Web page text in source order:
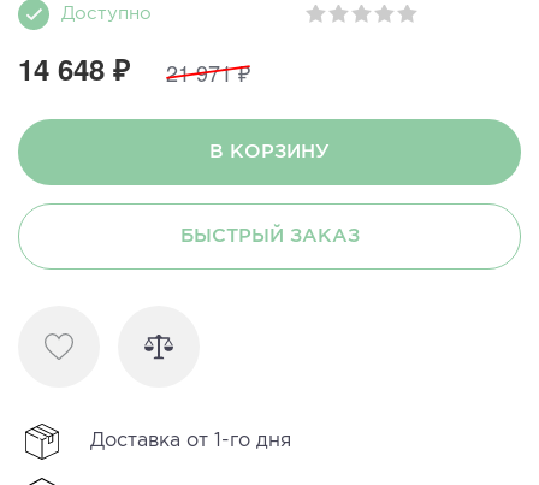
Доступно
14 648 ₽ 21 971 ₽
В КОРЗИНУ
БЫСТРЫЙ ЗАКАЗ
Доставка от 1-го дня